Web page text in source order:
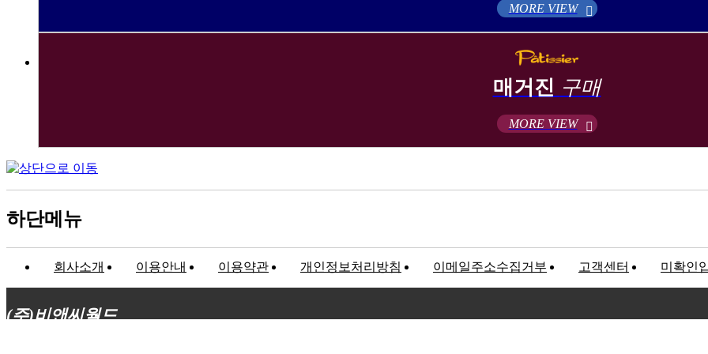
MORE VIEW
매거진 구매
MORE VIEW
하단메뉴
회사소개 이용안내 이용약관 개인정보처리방침 이메일주소수집거부 고객센터 미확인
(주)비앤씨월드